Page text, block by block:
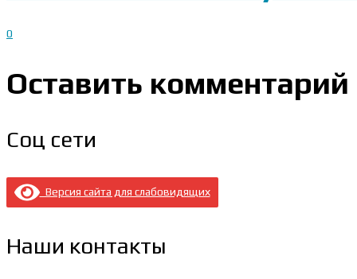
0
Оставить комментарий
Соц сети
Версия сайта для слабовидящих
Наши контакты